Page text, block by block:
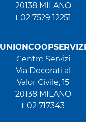
20138 MILANO
t 02 7529 12251
UNIONCOOPSERVIZI
Centro Servizi
Via Decorati al
Valor Civile, 15
20138 MILANO
t 02 717343